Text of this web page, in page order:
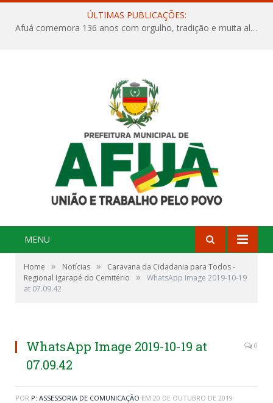
ÚLTIMAS PUBLICAÇÕES:
Afuá comemora 136 anos com orgulho, tradição e muita alegria na Quadra Dr. Nelson Salomão
MENU
Home » Notícias »
Caravana da Cidadania para Todos -
Regional Igarapé do Cemitério
»
WhatsApp Image 2019-10-19
at 07.09.42
WhatsApp Image 2019-10-19 at
07.09.42
0
POR P: ASSESSORIA DE COMUNICAÇÃO EM 20 DE OUTUBRO DE 2019